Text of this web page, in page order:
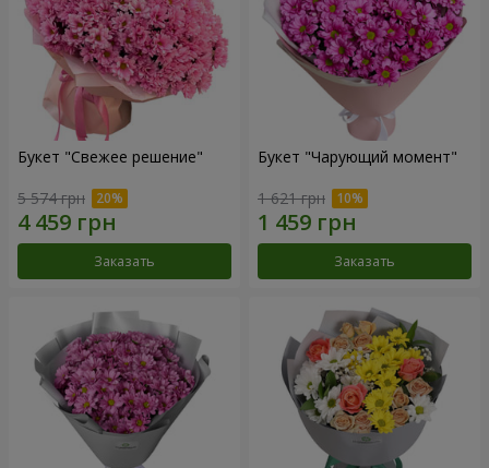
Букет "Свежее решение"
5 574 грн
Заказать
Букет "Чарующий момент"
1 621 грн
Заказать